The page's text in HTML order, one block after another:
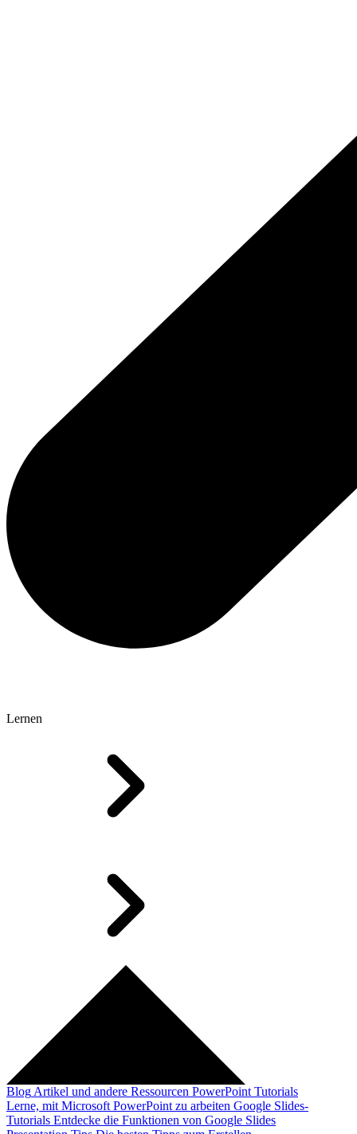
Lernen
Blog Artikel und andere Ressourcen PowerPoint Tutorials
Lerne, mit Microsoft PowerPoint zu arbeiten Google Slides-
Tutorials Entdecke die Funktionen von Google Slides